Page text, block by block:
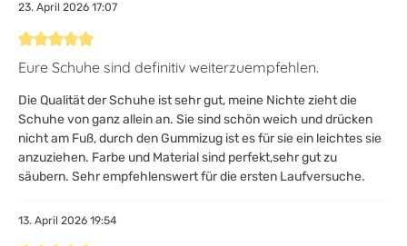
23. April 2026 17:07
Bewertung mit 5 von 5 Sternen
Eure Schuhe sind definitiv weiterzuempfehlen.
Die Qualität der Schuhe ist sehr gut, meine Nichte zieht die
Schuhe von ganz allein an. Sie sind schön weich und drücken
nicht am Fuß, durch den Gummizug ist es für sie ein leichtes sie
anzuziehen. Farbe und Material sind perfekt,sehr gut zu
säubern. Sehr empfehlenswert für die ersten Laufversuche.
13. April 2026 19:54